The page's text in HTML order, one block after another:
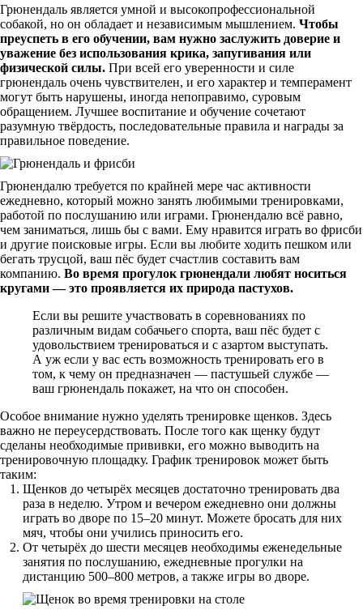
Грюнендаль является умной и высокопрофессиональной
собакой, но он обладает и независимым мышлением. Чтобы
преуспеть в его обучении, вам нужно заслужить доверие и
уважение без использования крика, запугивания или
физической силы. При всей его уверенности и силе
грюнендаль очень чувствителен, и его характер и темперамент
могут быть нарушены, иногда непоправимо, суровым
обращением. Лучшее воспитание и обучение сочетают
разумную твёрдость, последовательные правила и награды за
правильное поведение.
Грюнендалю требуется по крайней мере час активности
ежедневно, который можно занять любимыми тренировками,
работой по послушанию или играми. Грюнендалю всё равно,
чем заниматься, лишь бы с вами. Ему нравится играть во фрисби
и другие поисковые игры. Если вы любите ходить пешком или
бегать трусцой, ваш пёс будет счастлив составить вам
компанию. Во время прогулок грюнендали любят носиться
кругами — это проявляется их природа пастухов.
Если вы решите участвовать в соревнованиях по
различным видам собачьего спорта, ваш пёс будет с
удовольствием тренироваться и с азартом выступать.
А уж если у вас есть возможность тренировать его в
том, к чему он предназначен — пастушьей службе —
ваш грюнендаль покажет, на что он способен.
Особое внимание нужно уделять тренировке щенков. Здесь
важно не переусердствовать. После того как щенку будут
сделаны необходимые прививки, его можно выводить на
тренировочную площадку. График тренировок может быть
таким:
Щенков до четырёх месяцев достаточно тренировать два
раза в неделю. Утром и вечером ежедневно они должны
играть во дворе по 15–20 минут. Можете бросать для них
мяч, чтобы они учились приносить его.
От четырёх до шести месяцев необходимы еженедельные
занятия по послушанию, ежедневные прогулки на
дистанцию 500–800 метров, а также игры во дворе.